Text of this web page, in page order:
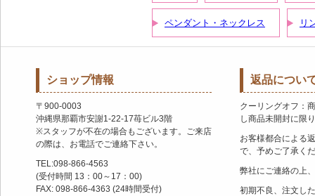
ペンダント・ネックレス リ
ショップ情報
〒900-0003
沖縄県那覇市安謝1-22-17苺ビル3階
※スタッフが不在の場合もございます。ご来店
の際は、お電話でご連絡下さい。
TEL:098-866-4563
(受付時間 13：00～17：00)
FAX: 098-866-4363 (24時間受付)
返品につい
クーリングオフ：
し商品未開封に限
お客様都合による
で、予めご了承く
弊社にご連絡の上
初期不良、注文し